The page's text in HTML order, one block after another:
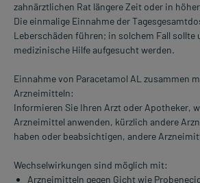
zahnärztlichen Rat längere Zeit oder in
Die einmalige Einnahme der
Leberschäden führen; in solchem Fall sollte
medizinische Hilfe aufgesucht werden.
Einnahme von Paracetamol AL zusammen
Arzneimitteln:
Informieren Sie Ihren Arzt oder Apotheker,
Arzneimittel anwenden, kürzlich andere
haben oder beabsichtigen, andere
Wechselwirkungen sind möglich mit:
Arzneimitteln gegen Gicht wie